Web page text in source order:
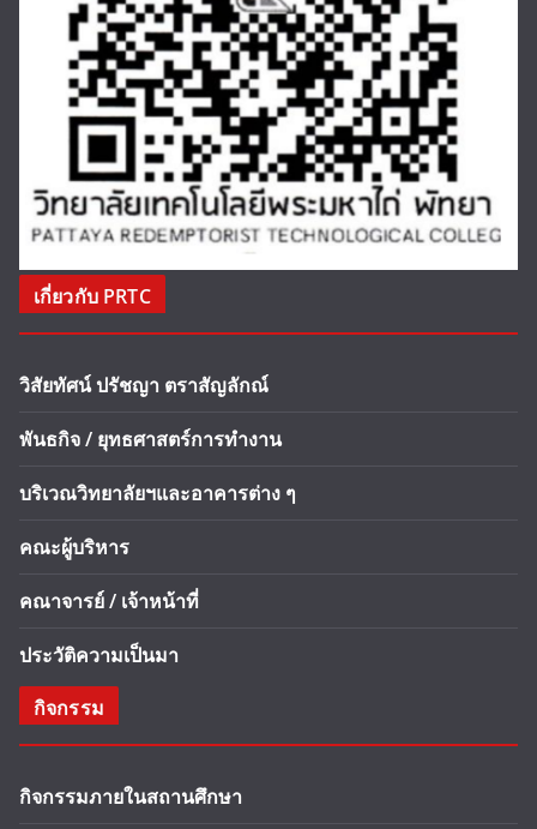
เกี่ยวกับ PRTC
วิสัยทัศน์ ปรัชญา ตราสัญลักณ์
พันธกิจ / ยุทธศาสตร์การทำงาน
บริเวณวิทยาลัยฯและอาคารต่าง ๆ
คณะผู้บริหาร
คณาจารย์ / เจ้าหน้าที่
ประวัติความเป็นมา
กิจกรรม
กิจกรรมภายในสถานศึกษา